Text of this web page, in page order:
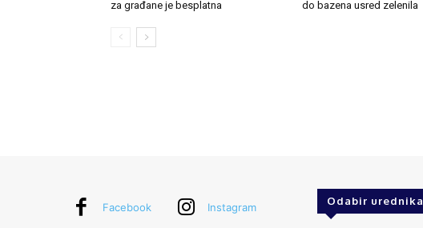
za građane je besplatna
do bazena usred zelenila
Facebook Instagram Odabir urednika